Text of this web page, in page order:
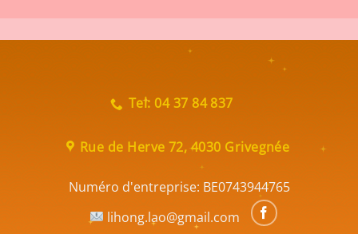
Tel: 04 37 84 837
Rue de Herve 72, 4030 Grivegnée
Numéro d'entreprise: BE0743944765
lihong.lao@gmail.com